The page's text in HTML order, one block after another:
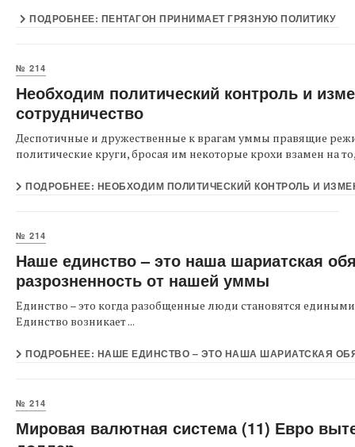
ПОДРОБНЕЕ: ПЕНТАГОН ПРИНИМАЕТ ГРЯЗНУЮ ПОЛИТИКУ
№ 214
Необходим политический контроль и
сотрудничество
Деспотичные и дружественные к врагам уммы правящие
политические круги, бросая им некоторые крохи взамен на то,
ПОДРОБНЕЕ: НЕОБХОДИМ ПОЛИТИЧЕСКИЙ КОНТРОЛЬ И
№ 214
Наше единство – это наша шариатская
разрозненность от нашей уммы
Единство – это когда разобщенные люди становятся
Единство возникает ...
ПОДРОБНЕЕ: НАШЕ ЕДИНСТВО – ЭТО НАША ШАРИАТСКАЯ
№ 214
Мировая валютная система (11) Евро